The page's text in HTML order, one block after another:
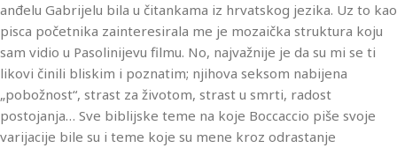
anđelu Gabrijelu bila u čitankama iz hrvatskog jezika. Uz to kao
pisca početnika zainteresirala me je mozaička struktura koju
sam vidio u Pasolinijevu filmu. No, najvažnije je da su mi se ti
likovi činili bliskim i poznatim; njihova seksom nabijena
„pobožnost“, strast za životom, strast u smrti, radost
postojanja… Sve biblijske teme na koje Boccaccio piše svoje
varijacije bile su i teme koje su mene kroz odrastanje